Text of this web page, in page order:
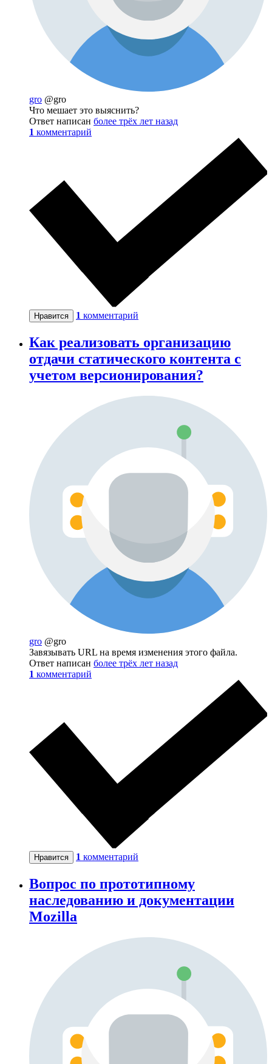
gro @gro
Что мешает это выяснить?
Ответ написан более трёх лет назад
1 комментарий
Нравится 1 комментарий
Как реализовать организацию
отдачи статического контента с
учетом версионирования?
gro @gro
Завязывать URL на время изменения этого файла.
Ответ написан более трёх лет назад
1 комментарий
Нравится 1 комментарий
Вопрос по прототипному
наследованию и документации
Mozilla